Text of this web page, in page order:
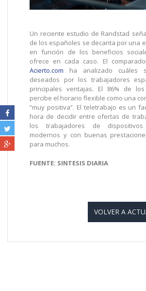
Un reciente estudio de Randstad
de los españoles se decanta por una
en función de los beneficios
ofrece en cada caso. El
Acierto.com ha analizado cuáles
deseados por los trabajadores
principales ventajas. El 86% de
percibe el horario flexible como una
“muy positiva”. El teletrabajo es un
hora de decidir entre ofertas de
los trabajadores de dispositivos
modernos y con buenas
para muchos.
FUENTE: SINTESIS DIARIA
VOLVER A